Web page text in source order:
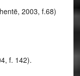
2003, f.68)
f. 142).